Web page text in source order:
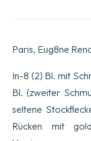
Paris, Eug8ne
In-8 (2) Bl. mit
Bl. (zweiter
seltene
Rücken mit